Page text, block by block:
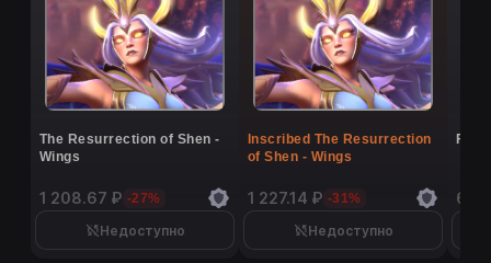
The Resurrection of Shen -
Wings
1 208.67 ₽ -27%
Недоступно
Inscribed The Resurrection
of Shen - Wings
1 227.14 ₽ -31%
Недоступно
6